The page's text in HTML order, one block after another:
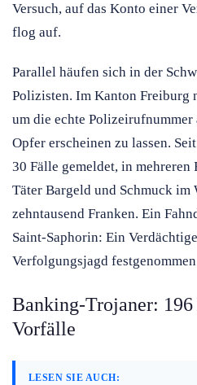
Versuch, auf das Konto einer
flog auf.
Parallel häufen sich in der
Polizisten. Im Kanton Freiburg
um die echte
Opfer erscheinen zu lassen.
30 Fälle gemeldet, in mehreren
Täter Bargeld und Schmuck im
zehntausend Franken. Ein
Saint-Saphorin: Ein
Verfolgungsjagd
Banking-Trojaner: 196
Vorfälle
LESEN SIE AUCH: